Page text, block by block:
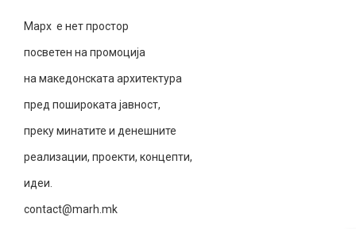
Марх е нет простор
посветен на промоција
на македонската архитектура
пред пошироката јавност,
преку минатите и денешните
реализации, проекти, концепти,
идеи.
contact@marh.mk